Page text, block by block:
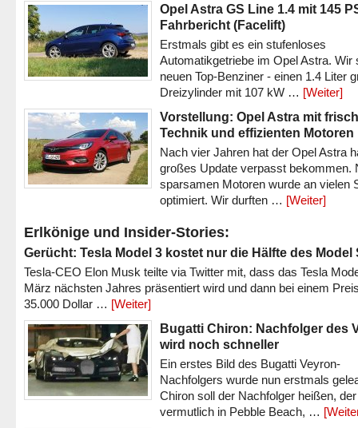
Opel Astra GS Line 1.4 mit 145
Fahrbericht (Facelift)
Erstmals gibt es ein stufenloses
Automatikgetriebe im Opel Astra. Wir
neuen Top-Benziner - einen 1.4 Liter
Dreizylinder mit 107 kW … [Weiter]
Vorstellung: Opel Astra mit
Technik und effizienten Motoren
Nach vier Jahren hat der Opel Astra
großes Update verpasst bekommen.
sparsamen Motoren wurde an vielen
optimiert. Wir durften … [Weiter]
Erlkönige und Insider-Stories:
Gerücht: Tesla Model 3 kostet nur die Hälfte des Model
Tesla-CEO Elon Musk teilte via Twitter mit, dass das Tesla
März nächsten Jahres präsentiert wird und dann bei einem
35.000 Dollar … [Weiter]
Bugatti Chiron: Nachfolger des
wird noch schneller
Ein erstes Bild des Bugatti Veyron-
Nachfolgers wurde nun erstmals
Chiron soll der Nachfolger heißen, der
vermutlich in Pebble Beach, …